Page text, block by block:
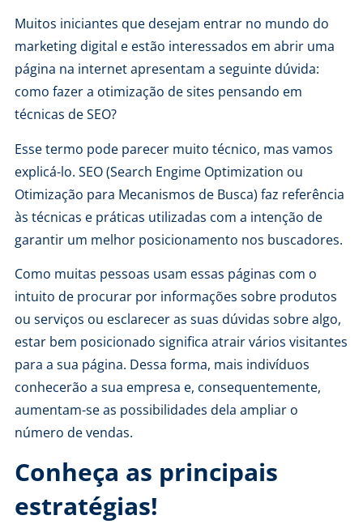
Muitos iniciantes que desejam entrar no mundo do
marketing digital e estão interessados em abrir uma
página na internet apresentam a seguinte dúvida:
como fazer a otimização de sites pensando em
técnicas de SEO?
Esse termo pode parecer muito técnico, mas vamos
explicá-lo. SEO (Search Engime Optimization ou
Otimização para Mecanismos de Busca) faz referência
às técnicas e práticas utilizadas com a intenção de
garantir um melhor posicionamento nos buscadores.
Como muitas pessoas usam essas páginas com o
intuito de procurar por informações sobre produtos
ou serviços ou esclarecer as suas dúvidas sobre algo,
estar bem posicionado significa atrair vários visitantes
para a sua página. Dessa forma, mais indivíduos
conhecerão a sua empresa e, consequentemente,
aumentam-se as possibilidades dela ampliar o
número de vendas.
Conheça as principais
estratégias!